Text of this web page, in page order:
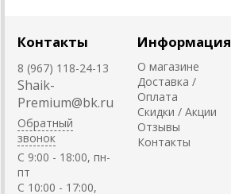
Контакты
8 (967) 118-24-13
Shaik-
Premium@bk.ru
Обратный
звонок
C 9:00 - 18:00, пн-
пт
С 10:00 - 17:00,
Информация
О магазине
Доставка /
Оплата
Скидки / Акции
Отзывы
Контакты